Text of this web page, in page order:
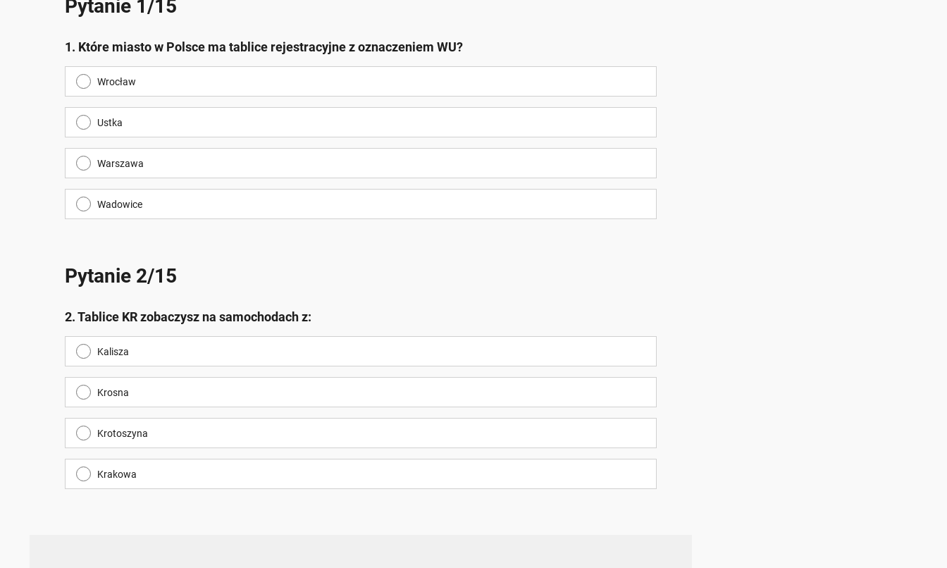
Pytanie 1/15
1. Które miasto w Polsce ma tablice rejestracyjne z oznaczeniem WU?
Wrocław
Ustka
Warszawa
Wadowice
Pytanie 2/15
2. Tablice KR zobaczysz na samochodach z:
Kalisza
Krosna
Krotoszyna
Krakowa